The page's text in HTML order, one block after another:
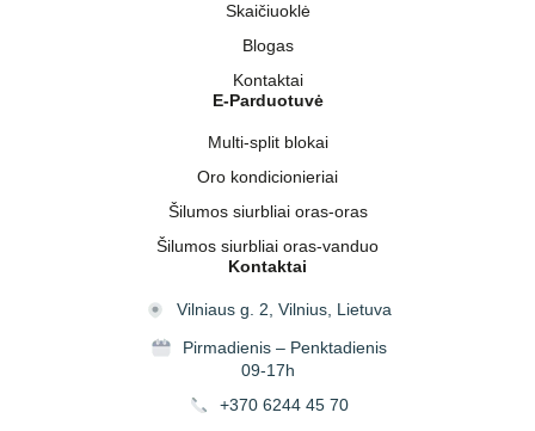
Skaičiuoklė
Blogas
Kontaktai
E-Parduotuvė
Multi-split blokai
Oro kondicionieriai
Šilumos siurbliai oras-oras
Šilumos siurbliai oras-vanduo
Kontaktai
Vilniaus g. 2, Vilnius, Lietuva
Pirmadienis – Penktadienis
09-17h
+370 6244 45 70